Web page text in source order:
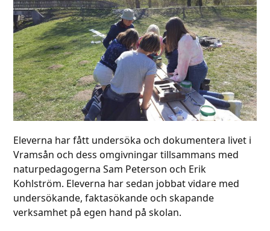
Eleverna har fått undersöka och dokumentera livet i
Vramsån och dess omgivningar tillsammans med
naturpedagogerna Sam Peterson och Erik
Kohlström. Eleverna har sedan jobbat vidare med
undersökande, faktasökande och skapande
verksamhet på egen hand på skolan.